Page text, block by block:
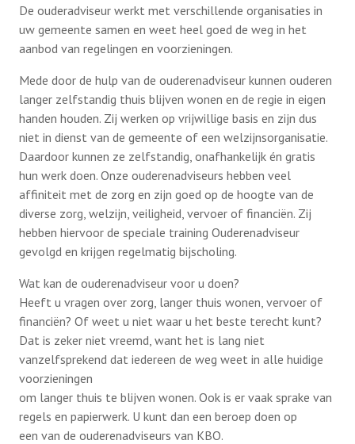
De ouderadviseur werkt met verschillende organisaties in
uw gemeente samen en weet heel goed de weg in het
aanbod van regelingen en voorzieningen.
Mede door de hulp van de ouderenadviseur kunnen ouderen
langer zelfstandig thuis blijven wonen en de regie in eigen
handen houden. Zij werken op vrijwillige basis en zijn dus
niet in dienst van de gemeente of een welzijnsorganisatie.
Daardoor kunnen ze zelfstandig, onafhankelijk én gratis
hun werk doen. Onze ouderenadviseurs hebben veel
affiniteit met de zorg en zijn goed op de hoogte van de
diverse zorg, welzijn, veiligheid, vervoer of financiën. Zij
hebben hiervoor de speciale training Ouderenadviseur
gevolgd en krijgen regelmatig bijscholing.
Wat kan de ouderenadviseur voor u doen?
Heeft u vragen over zorg, langer thuis wonen, vervoer of
financiën? Of weet u niet waar u het beste terecht kunt?
Dat is zeker niet vreemd, want het is lang niet
vanzelfsprekend dat iedereen de weg weet in alle huidige
voorzieningen
om langer thuis te blijven wonen. Ook is er vaak sprake van
regels en papierwerk. U kunt dan een beroep doen op
een van de ouderenadviseurs van KBO.